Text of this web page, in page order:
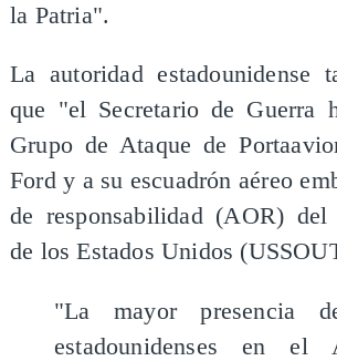
la Patria".
La autoridad estadounidense
que "el Secretario de Guerra
Grupo de Ataque de
Ford y a su escuadrón aéreo
de responsabilidad (AOR) del
de los Estados Unidos
"La mayor presencia
estadounidenses en el